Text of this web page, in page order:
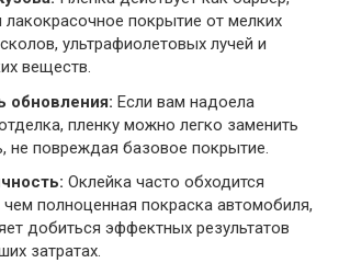
покрытие от мелких
ультрафиолетовых лучей и
веществ.
обновления: Если вам надоела
пленку можно легко заменить
не повреждая базовое покрытие.
Оклейка часто обходится
полноценная покраска автомобиля,
добиться эффектных результатов
затратах.